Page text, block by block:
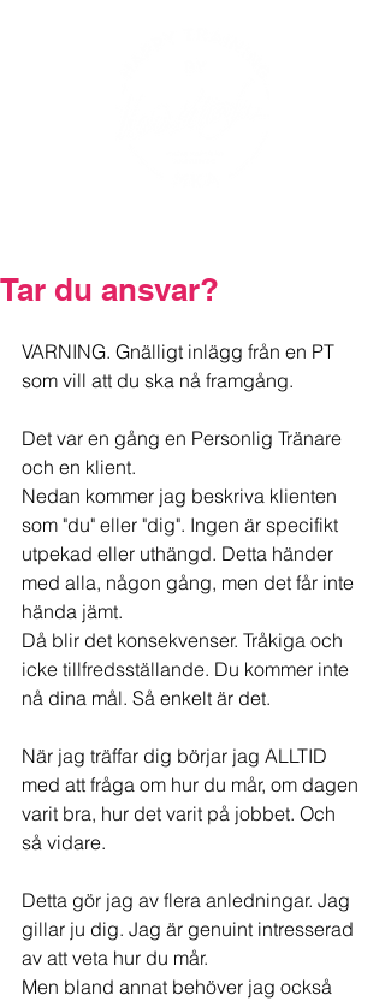
Tar du ansvar?
VARNING. Gnälligt inlägg från en PT
som vill att du ska nå framgång.
Det var en gång en Personlig Tränare
och en klient.
Nedan kommer jag beskriva klienten
som "du" eller "dig". Ingen är specifikt
utpekad eller uthängd. Detta händer
med alla, någon gång, men det får inte
hända jämt.
Då blir det konsekvenser. Tråkiga och
icke tillfredsställande. Du kommer inte
nå dina mål. Så enkelt är det.
När jag träffar dig börjar jag ALLTID
med att fråga om hur du mår, om dagen
varit bra, hur det varit på jobbet. Och
så vidare.
Detta gör jag av flera anledningar. Jag
gillar ju dig. Jag är genuint intresserad
av att veta hur du mår.
Men bland annat behöver jag också